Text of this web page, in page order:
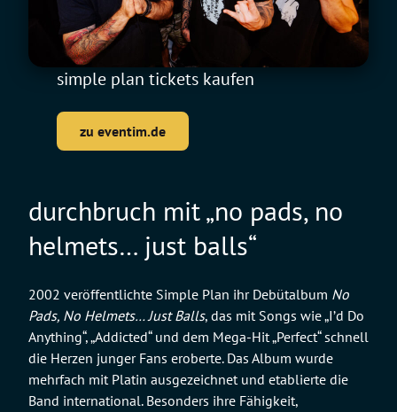
simple plan tickets kaufen
zu eventim.de
durchbruch mit „no pads, no
helmets… just balls“
2002 veröffentlichte Simple Plan ihr Debütalbum No
Pads, No Helmets… Just Balls, das mit Songs wie „I’d Do
Anything“, „Addicted“ und dem Mega-Hit „Perfect“ schnell
die Herzen junger Fans eroberte. Das Album wurde
mehrfach mit Platin ausgezeichnet und etablierte die
Band international. Besonders ihre Fähigkeit,